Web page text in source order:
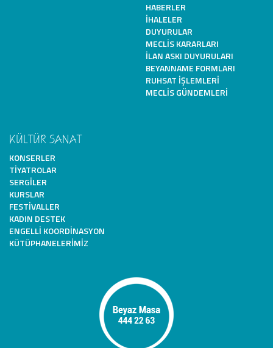
HABERLER
İHALELER
DUYURULAR
MECLIS KARARLARI
İLAN ASKI DUYURULARI
BEYANNAME FORMLARI
RUHSAT İŞLEMLERI
MECLIS GÜNDEMLERI
KÜLTÜR SANAT
KONSERLER
TIYATROLAR
SERGILER
KURSLAR
FESTIVALLER
KADIN DESTEK
ENGELLI KOORDINASYON
KÜTÜPHANELERIMIZ